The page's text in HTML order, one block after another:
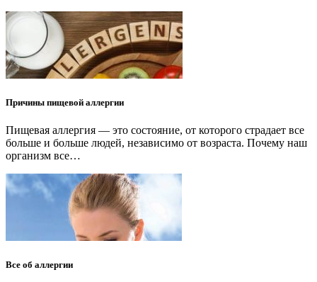
Причины пищевой аллергии
Пищевая аллергия — это состояние, от которого страдает все
больше и больше людей, независимо от возраста. Почему наш
организм все…
Все об аллергии